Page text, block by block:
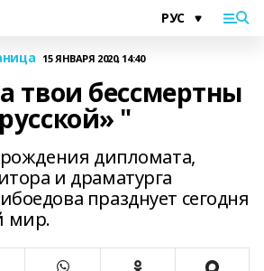
15 ЯНВАРЯ 2020, 14:40
твои бессмертны
"
рождения дипломата,
и драматурга
празднует сегодня
мир.